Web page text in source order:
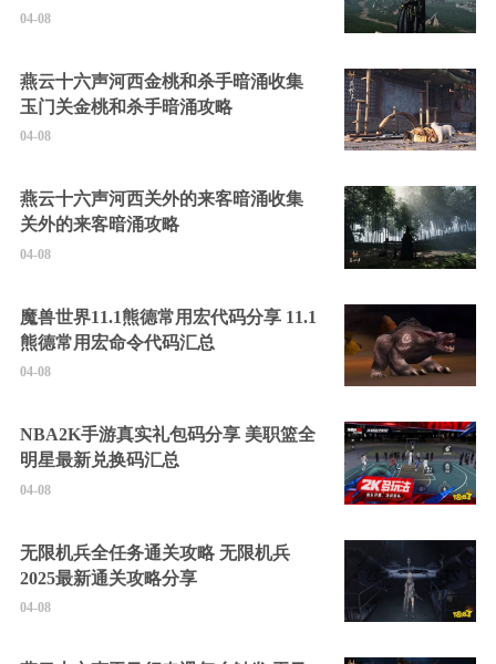
04-08
燕云十六声河西金桃和杀手暗涌收集
玉门关金桃和杀手暗涌攻略
04-08
燕云十六声河西关外的来客暗涌收集
关外的来客暗涌攻略
04-08
魔兽世界11.1熊德常用宏代码分享 11.1
熊德常用宏命令代码汇总
04-08
NBA2K手游真实礼包码分享 美职篮全
明星最新兑换码汇总
04-08
无限机兵全任务通关攻略 无限机兵
2025最新通关攻略分享
04-08